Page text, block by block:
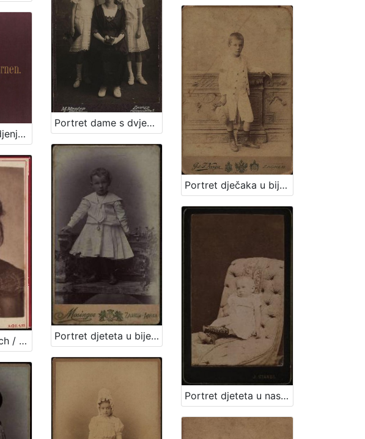
Osnova za sgradjenje pješačke vojarne u Zagrebu = Entwurf für die in Agram zu erbauende Infanterie-Kasernen / izradjena po Franji Gruberu, Dragutinu Völckneru
Portret Ane Dasch / Otto Dasch
Portret dame s dvjema djevojčicama / M. Merćep ; [izradio] Atelie M. Merćep
Portret dječaka u bijelom odijelu / G. & I.Varga
Portret djeteta u bijeloj haljinici i tamnim čizmicama / Artistički zavod Mosinger
Portret djeteta u naslonjaču / Ivan Standl